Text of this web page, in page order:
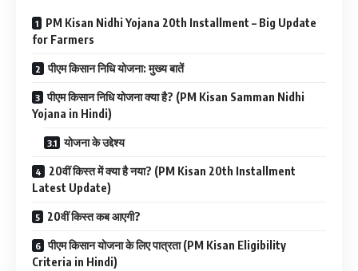
PM Kisan Nidhi Yojana 20th Installment – Big Update
for Farmers
पीएम किसान निधि योजना: मुख्य बातें
पीएम किसान निधि योजना क्या है? (PM Kisan Samman Nidhi
Yojana in Hindi)
योजना के उद्देश्य
20वीं किस्त में क्या है नया? (PM Kisan 20th Installment
Latest Update)
20वीं किस्त कब आएगी?
पीएम किसान योजना के लिए पात्रता (PM Kisan Eligibility
Criteria in Hindi)